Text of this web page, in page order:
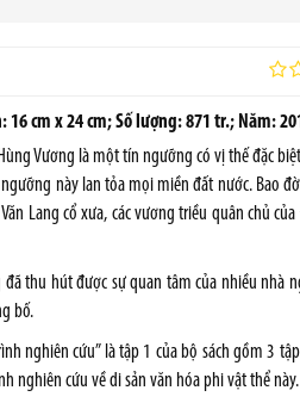
cm x 24 cm; Số lượng: 871 tr.; Năm:
Vương là một tín ngưỡng có vị thế đặc
này lan tỏa mọi miền đất nước. Bao
Lang cổ xưa, các vương triều quân chủ
thu hút được sự quan tâm của nhiều nhà
bố.
nghiên cứu” là tập 1 của bộ sách gồm 3
nghiên cứu về di sản văn hóa phi vật thể này.